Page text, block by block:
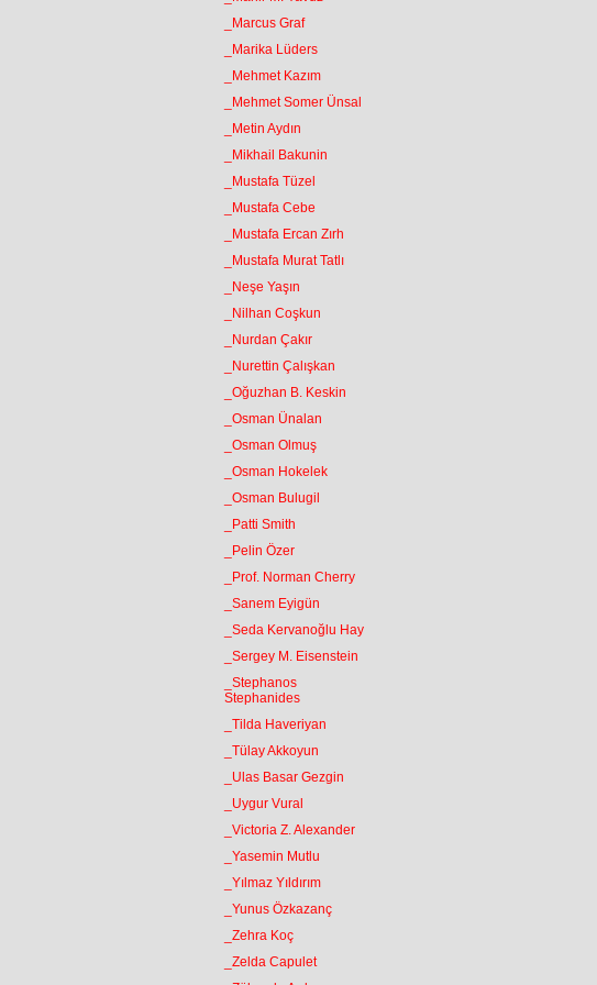
_Marcus Graf
_Marika Lüders
_Mehmet Kazım
_Mehmet Somer Ünsal
_Metin Aydın
_Mikhail Bakunin
_Mustafa Tüzel
_Mustafa Cebe
_Mustafa Ercan Zırh
_Mustafa Murat Tatlı
_Neşe Yaşın
_Nilhan Coşkun
_Nurdan Çakır
_Nurettin Çalışkan
_Oğuzhan B. Keskin
_Osman Ünalan
_Osman Olmuş
_Osman Hokelek
_Osman Bulugil
_Patti Smith
_Pelin Özer
_Prof. Norman Cherry
_Sanem Eyigün
_Seda Kervanoğlu Hay
_Sergey M. Eisenstein
_Stephanos
Stephanides
_Tilda Haveriyan
_Tülay Akkoyun
_Ulas Basar Gezgin
_Uygur Vural
_Victoria Z. Alexander
_Yasemin Mutlu
_Yılmaz Yıldırım
_Yunus Özkazanç
_Zehra Koç
_Zelda Capulet